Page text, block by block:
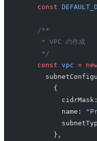
    const
    /**
     * VPC の作成
     */
    const
vpc =
        {
          name:
        },